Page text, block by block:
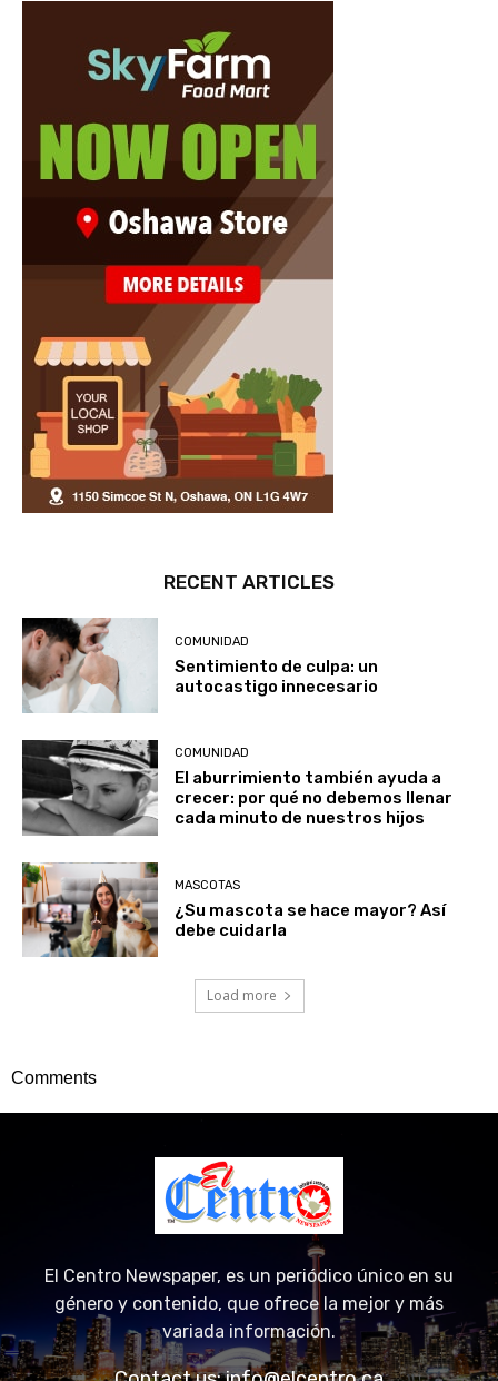
Sentimiento de culpa: un
autocastigo innecesario
El aburrimiento también ayuda a
crecer: por qué no debemos llenar
cada minuto de nuestros hijos
¿Su mascota se hace mayor? Así
debe cuidarla
Load more
El Centro Newspaper, es un periódico único en su
género y contenido, que ofrece la mejor y más
variada información.
Contact us:info@elcentro.ca